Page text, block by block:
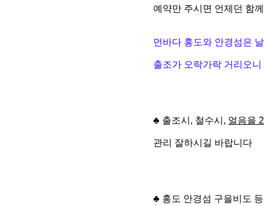
예약만 주시면 언제던 함
먼바다 홍도와 안경섬은
출조가 오락가락 거리오
♣ 출조시, 철수시, 얼음을
관리 잘하시길 바랍니다
♣ 홍도 안경섬 구을비도